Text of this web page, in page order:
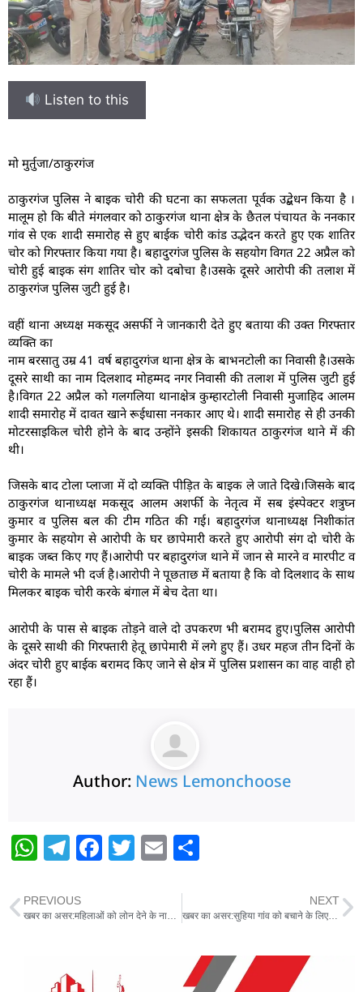
Listen to this
मो मुर्तुजा/ठाकुरगंज
ठाकुरगंज पुलिस ने बाइक चोरी की घटना का सफलता पूर्वक उद्बेधन किया है ।
मालूम हो कि बीते मंगलवार को ठाकुरगंज थाना क्षेत्र के छैतल पंचायत के ननकार
गांव से एक शादी समारोह से हुए बाईक चोरी कांड उद्भेदन करते हुए एक शातिर
चोर को गिरफ्तार किया गया है। बहादुरगंज पुलिस के सहयोग विगत 22 अप्रैल को
चोरी हुई बाइक संग शातिर चोर को दबोचा है।उसके दूसरे आरोपी की तलाश में
ठाकुरगंज पुलिस जुटी हुई है।
वहीं थाना अध्यक्ष मकसूद असर्फी ने जानकारी देते हुए बताया की उक्त गिरफ्तार
व्यक्ति का
नाम बरसातु उम्र 41 वर्ष बहादुरगंज थाना क्षेत्र के बाभनटोली का निवासी है।उसके
दूसरे साथी का नाम दिलशाद मोहम्मद नगर निवासी की तलाश में पुलिस जुटी हुई
है।विगत 22 अप्रैल को गलगलिया थानाक्षेत्र कुम्हारटोली निवासी मुजाहिद आलम
शादी समारोह में दावत खाने रूईधासा ननकार आए थे। शादी समारोह से ही उनकी
मोटरसाइकिल चोरी होने के बाद उन्होंने इसकी शिकायत ठाकुरगंज थाने में की
थी।
जिसके बाद टोला प्लाजा में दो व्यक्ति पीड़ित के बाइक ले जाते दिखे।जिसके बाद
ठाकुरगंज थानाध्यक्ष मकसूद आलम अशर्फी के नेतृत्व में सब इंस्पेक्टर शत्रुघ्न
कुमार व पुलिस बल की टीम गठित की गई। बहादुरगंज थानाध्यक्ष निशीकांत
कुमार के सहयोग से आरोपी के घर छापेमारी करते हुए आरोपी संग दो चोरी के
बाइक जब्त किए गए हैं।आरोपी पर बहादुरगंज थाने में जान से मारने व मारपीट व
चोरी के मामले भी दर्ज है।आरोपी ने पूछताछ में बताया है कि वो दिलशाद के साथ
मिलकर बाइक चोरी करके बंगाल में बेच देता था।
आरोपी के पास से बाइक तोड़ने वाले दो उपकरण भी बरामद हुए।पुलिस आरोपी
के दूसरे साथी की गिरफ्तारी हेतू छापेमारी में लगे हुए हैं। उधर महज तीन दिनों के
अंदर चोरी हुए बाईक बरामद किए जाने से क्षेत्र में पुलिस प्रशासन का वाह वाही हो
‌रहा हैं।
Author: News Lemonchoose
W
at
s
T
e
g
m
F
e
o
T
er
E
ai
l e
PREVIOUS
खबर का असर:महिलाओं को लोन देने के नाम पर ठगी करने वाले गिरोह का पुलिस ने किया भंडाफोड़,दो गिरफ्तार
NEXT
खबर का असर:सुहिया गांव को बचाने के लिए शुरू हुआ कटावरोधी कार्य,ग्रामीणों ने जताया आभार